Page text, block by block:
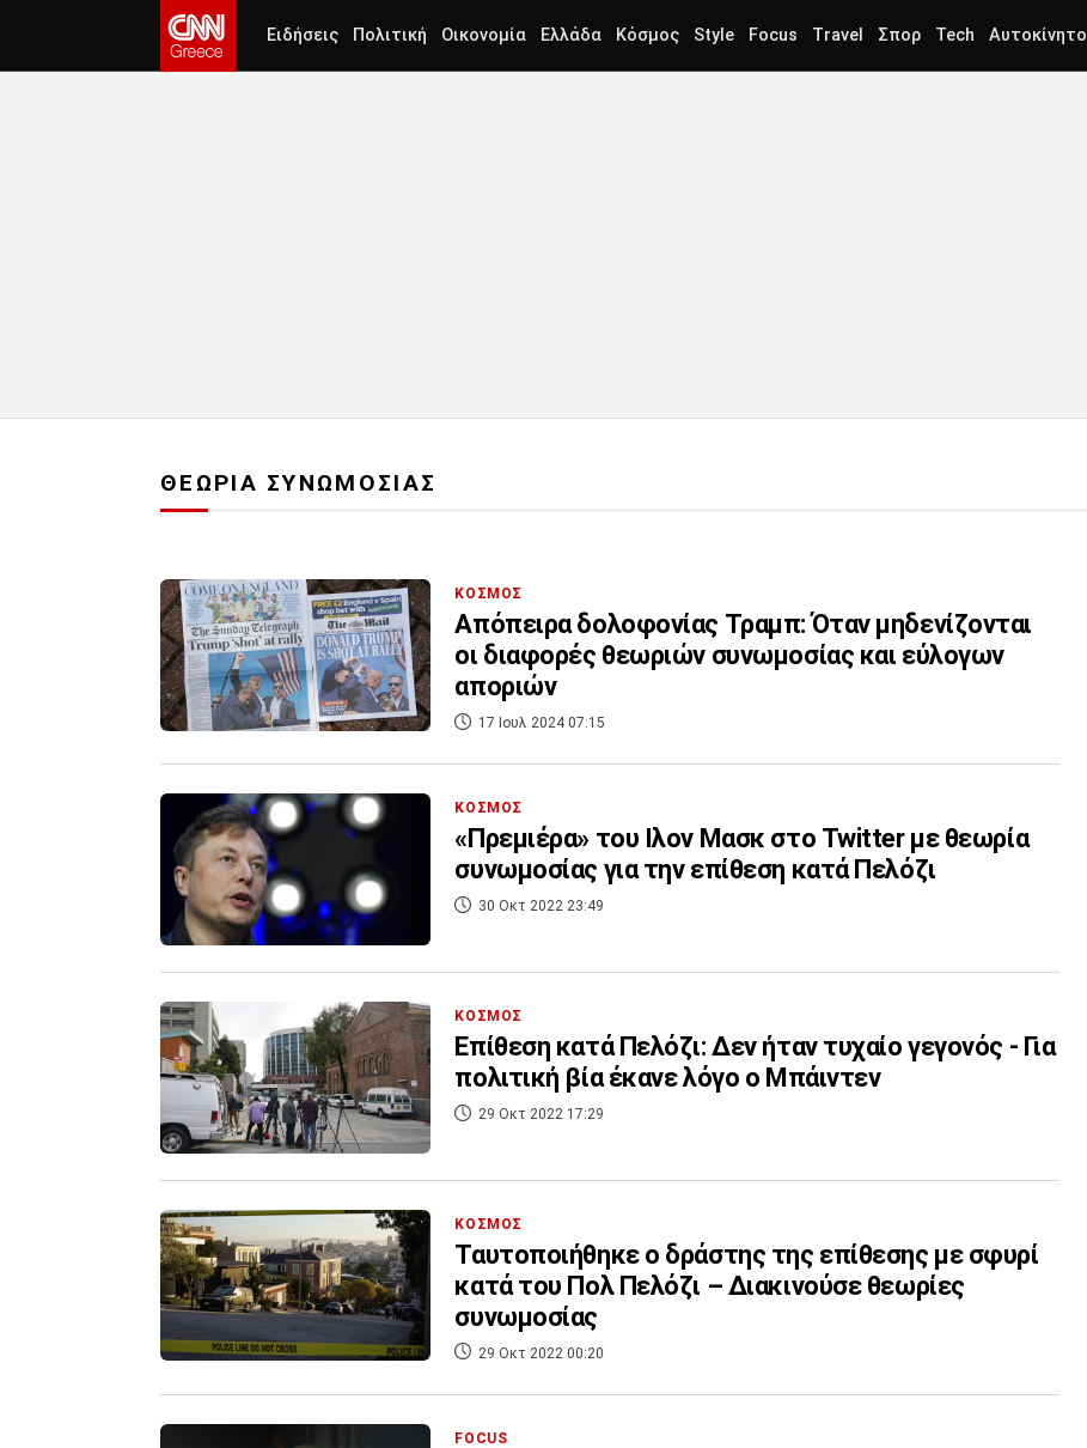
Ειδήσεις Πολιτική Οικονομία Ελλάδα Κόσμος Style Focus Travel Σπορ Tech Αυτοκίνητο
ΘΕΩΡΙΑ ΣΥΝΩΜΟΣΙΑΣ
ΚΟΣΜΟΣ
Απόπειρα δολοφονίας Τραμπ: Όταν μηδενίζονται
οι διαφορές θεωριών συνωμοσίας και εύλογων
αποριών
17 Ιουλ 2024 07:15
ΚΟΣΜΟΣ
«Πρεμιέρα» του Ιλον Μασκ στο Twitter με θεωρία
συνωμοσίας για την επίθεση κατά Πελόζι
30 Οκτ 2022 23:49
ΚΟΣΜΟΣ
Επίθεση κατά Πελόζι: Δεν ήταν τυχαίο γεγονός - Για
πολιτική βία έκανε λόγο ο Μπάιντεν
29 Οκτ 2022 17:29
ΚΟΣΜΟΣ
Ταυτοποιήθηκε ο δράστης της επίθεσης με σφυρί
κατά του Πολ Πελόζι – Διακινούσε θεωρίες
συνωμοσίας
29 Οκτ 2022 00:20
FOCUS